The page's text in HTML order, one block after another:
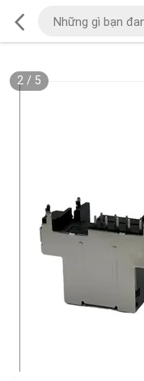
2/ 5